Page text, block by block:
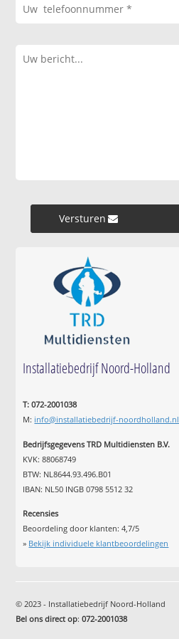
Versturen »
Installatiebedrijf Noord-Holland
T: 072-2001038
M: info@installatiebedrijf-noordholland.nl
Bedrijfsgegevens TRD Multidiensten B.V.
KVK: 88068749
BTW: NL8644.93.496.B01
IBAN: NL50 INGB 0798 5512 32
Recensies
Beoordeling door klanten:4,7/5
» Bekijk individuele klantbeoordelingen
© 2023 - Installatiebedrijf Noord-Holland
Bel ons direct op:072-2001038